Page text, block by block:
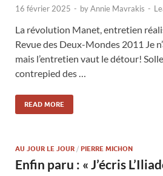
16 février 2025 - byAnnie Mavrakis -
La révolution Manet, entretien
Revue des Deux-Mondes 2011 Je
mais l’entretien vaut le détour!
contrepied des …
READ MORE
AU JOUR LE JOUR / PIERRE MICHON
Enfin paru : « J’écris